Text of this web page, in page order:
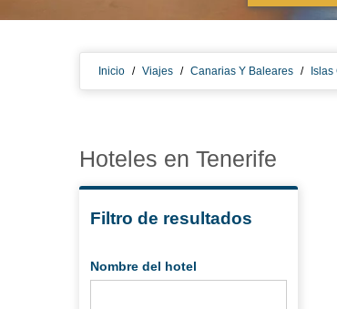
Inicio / Viajes / Canarias Y Baleares / Islas
Hoteles en Tenerife
Filtro de resultados
Nombre del hotel